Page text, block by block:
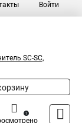
Войти
SC-SC,
1